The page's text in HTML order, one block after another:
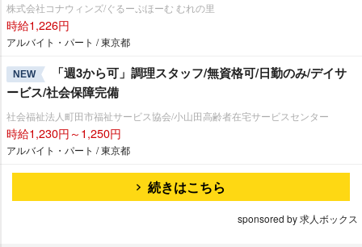
株式会社コナウィンズ/ぐるーぷほーむ むれの里
時給1,226円
アルバイト・パート / 東京都
NEW
「週3から可」調理スタッフ/無資格可/日勤のみ/デイサ
ービス/社会保障完備
社会福祉法人町田市福祉サービス協会/小山田高齢者在宅サービスセンター
時給1,230円～1,250円
アルバイト・パート / 東京都
続きはこちら
sponsored by 求人ボックス